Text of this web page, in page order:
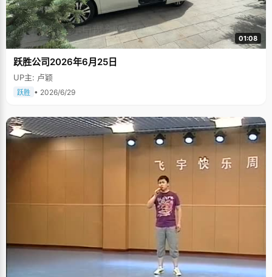
01:08
跃胜公司2026年6月25日
UP主: 卢颖
跃胜 • 2026/6/29